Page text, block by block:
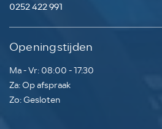
0252 422 991
Openingstijden
Ma - Vr: 08:00 - 17:30
Za: Op afspraak
Zo: Gesloten